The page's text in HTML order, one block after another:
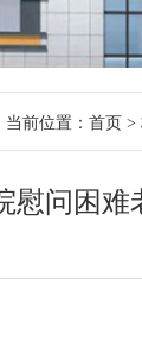
当前位置： 首页 >
慰问困难